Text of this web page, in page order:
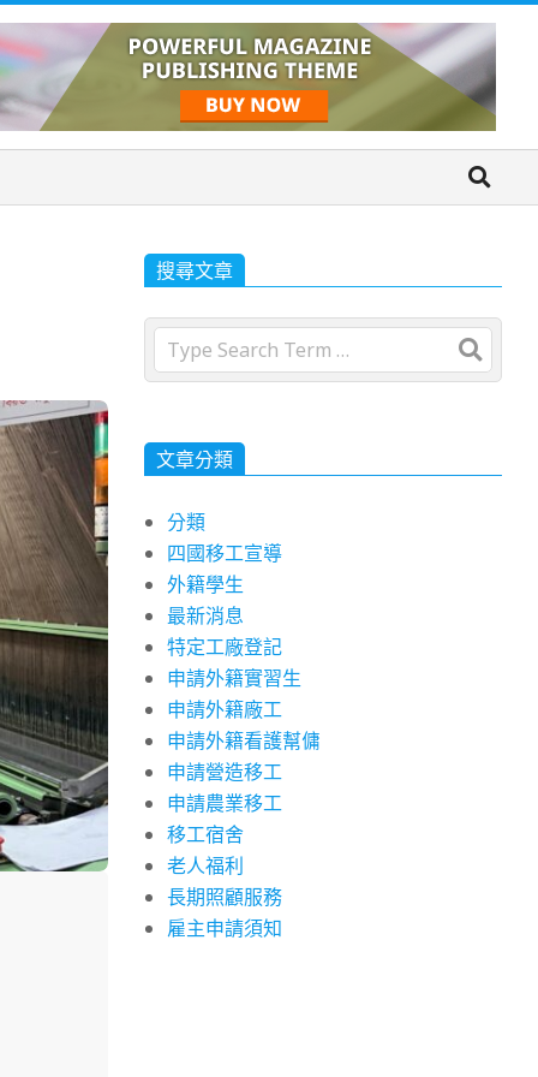
搜尋文章
Search
文章分類
分類
四國移工宣導
外籍學生
最新消息
特定工廠登記
申請外籍實習生
申請外籍廠工
申請外籍看護幫傭
申請營造移工
申請農業移工
移工宿舍
老人福利
長期照顧服務
雇主申請須知